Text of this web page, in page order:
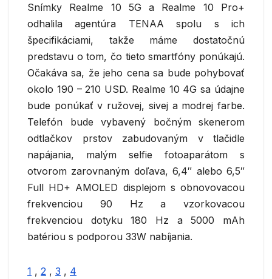
Snímky Realme 10 5G a Realme 10 Pro+
odhalila agentúra TENAA spolu s ich
špecifikáciami, takže máme dostatočnú
predstavu o tom, čo tieto smartfóny ponúkajú.
Očakáva sa, že jeho cena sa bude pohybovať
okolo 190 – 210 USD. Realme 10 4G sa údajne
bude ponúkať v ružovej, sivej a modrej farbe.
Telefón bude vybavený bočným skenerom
odtlačkov prstov zabudovaným v tlačidle
napájania, malým selfie fotoaparátom s
otvorom zarovnaným doľava, 6,4″ alebo 6,5″
Full HD+ AMOLED displejom s obnovovacou
frekvenciou 90 Hz a vzorkovacou
frekvenciou dotyku 180 Hz a 5000 mAh
batériou s podporou 33W nabíjania.
1 , 2 , 3 , 4